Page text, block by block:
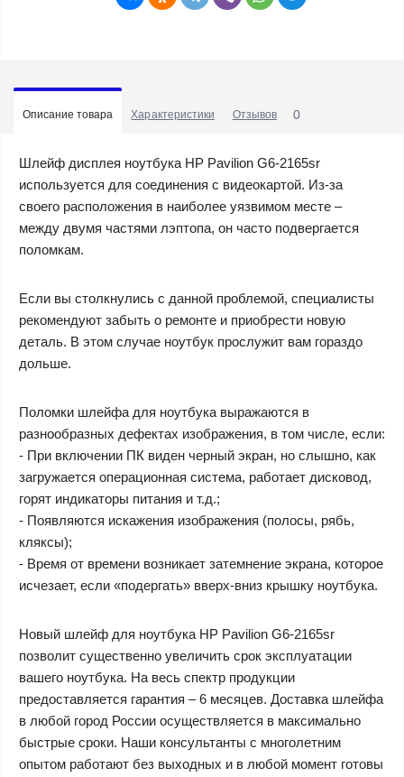
Описание товара Характеристики Отзывов 0
Шлейф дисплея ноутбука HP Pavilion G6-2165sr
используется для соединения с видеокартой. Из-за
своего расположения в наиболее уязвимом месте –
между двумя частями лэптопа, он часто подвергается
поломкам.
Если вы столкнулись с данной проблемой, специалисты
рекомендуют забыть о ремонте и приобрести новую
деталь. В этом случае ноутбук прослужит вам гораздо
дольше.
Поломки шлейфа для ноутбука выражаются в
разнообразных дефектах изображения, в том числе, если:
- При включении ПК виден черный экран, но слышно, как
загружается операционная система, работает дисковод,
горят индикаторы питания и т.д.;
- Появляются искажения изображения (полосы, рябь,
кляксы);
- Время от времени возникает затемнение экрана, которое
исчезает, если «подергать» вверх-вниз крышку ноутбука.
Новый шлейф для ноутбука HP Pavilion G6-2165sr
позволит существенно увеличить срок эксплуатации
вашего ноутбука. На весь спектр продукции
предоставляется гарантия – 6 месяцев. Доставка шлейфа
в любой город России осуществляется в максимально
быстрые сроки. Наши консультанты с многолетним
опытом работают без выходных и в любой момент готовы